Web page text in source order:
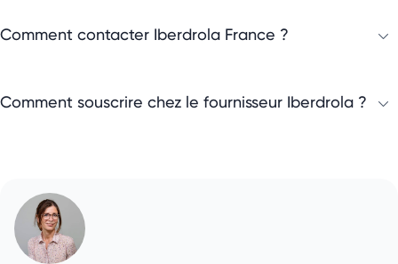
Comment contacter Iberdrola France ?
Comment souscrire chez le fournisseur Iberdrola ?